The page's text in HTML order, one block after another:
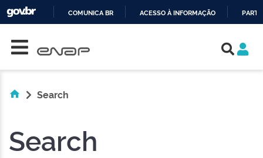
COMUNICA BR ACESSO À INFORMAÇÃO
Search
Search